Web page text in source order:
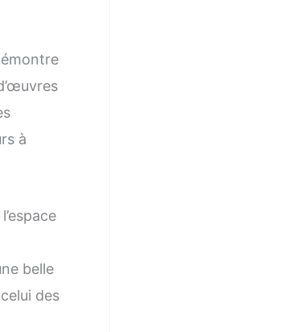
à
belle
des